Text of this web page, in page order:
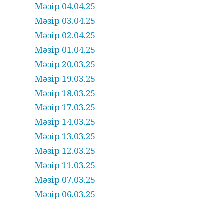
Мәзір 04.04.25
Мәзір 03.04.25
Мәзір 02.04.25
Мәзір 01.04.25
Мәзір 20.03.25
Мәзір 19.03.25
Мәзір 18.03.25
Мәзір 17.03.25
Мәзір 14.03.25
Мәзір 13.03.25
Мәзір 12.03.25
Мәзір 11.03.25
Мәзір 07.03.25
Мәзір 06.03.25